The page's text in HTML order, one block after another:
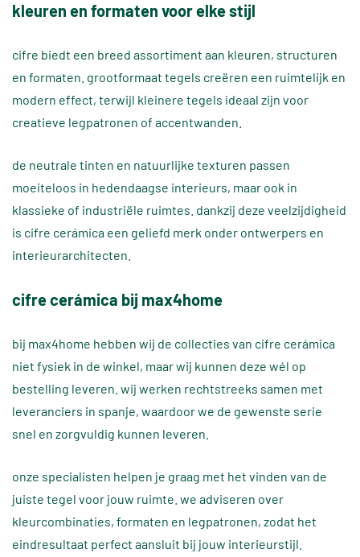
kleuren en formaten voor elke stijl
cifre biedt een breed assortiment aan kleuren, structuren
en formaten. grootformaat tegels creëren een ruimtelijk en
modern effect, terwijl kleinere tegels ideaal zijn voor
creatieve legpatronen of accentwanden.
de neutrale tinten en natuurlijke texturen passen
moeiteloos in hedendaagse interieurs, maar ook in
klassieke of industriële ruimtes. dankzij deze veelzijdigheid
is cifre cerámica een geliefd merk onder ontwerpers en
interieurarchitecten.
cifre cerámica bij max4home
bij max4home hebben wij de collecties van cifre cerámica
niet fysiek in de winkel, maar wij kunnen deze wél op
bestelling leveren. wij werken rechtstreeks samen met
leveranciers in spanje, waardoor we de gewenste serie
snel en zorgvuldig kunnen leveren.
onze specialisten helpen je graag met het vinden van de
juiste tegel voor jouw ruimte. we adviseren over
kleurcombinaties, formaten en legpatronen, zodat het
eindresultaat perfect aansluit bij jouw interieurstijl.